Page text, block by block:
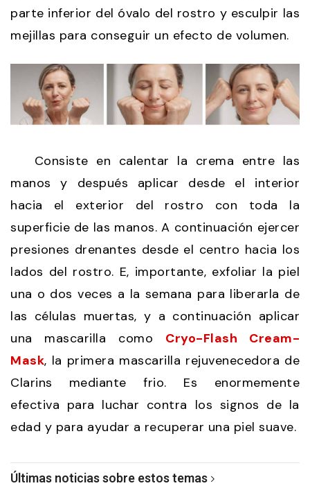
parte inferior del óvalo del rostro y esculpir las
mejillas para conseguir un efecto de volumen.
Consiste en calentar la crema entre las
manos y después aplicar desde el interior
hacia el exterior del rostro con toda la
superficie de las manos. A continuación ejercer
presiones drenantes desde el centro hacia los
lados del rostro. E, importante, exfoliar la piel
una o dos veces a la semana para liberarla de
las células muertas, y a continuación aplicar
una mascarilla como Cryo-Flash Cream-
Mask, la primera mascarilla rejuvenecedora de
Clarins mediante frio. Es enormemente
efectiva para luchar contra los signos de la
edad y para ayudar a recuperar una piel suave.
Últimas noticias sobre estos temas